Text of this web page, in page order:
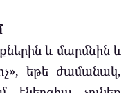
և մարմնին և
եթե ժամանակ,